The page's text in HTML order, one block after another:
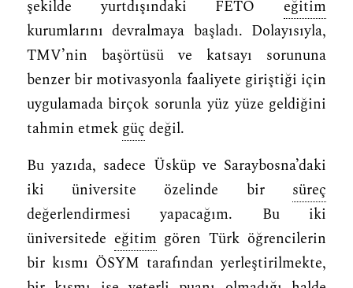
şekilde yurtdışındaki FETÖ eğitim
kurumlarını devralmaya başladı. Dolayısıyla,
TMV’nin başörtüsü ve katsayı sorununa
benzer bir motivasyonla faaliyete giriştiği için
uygulamada birçok sorunla yüz yüze geldiğini
tahmin etmek güç değil.
Bu yazıda, sadece Üsküp ve Saraybosna’daki
iki üniversite özelinde bir süreç
değerlendirmesi yapacağım. Bu iki
üniversitede eğitim gören Türk öğrencilerin
bir kısmı ÖSYM tarafından yerleştirilmekte,